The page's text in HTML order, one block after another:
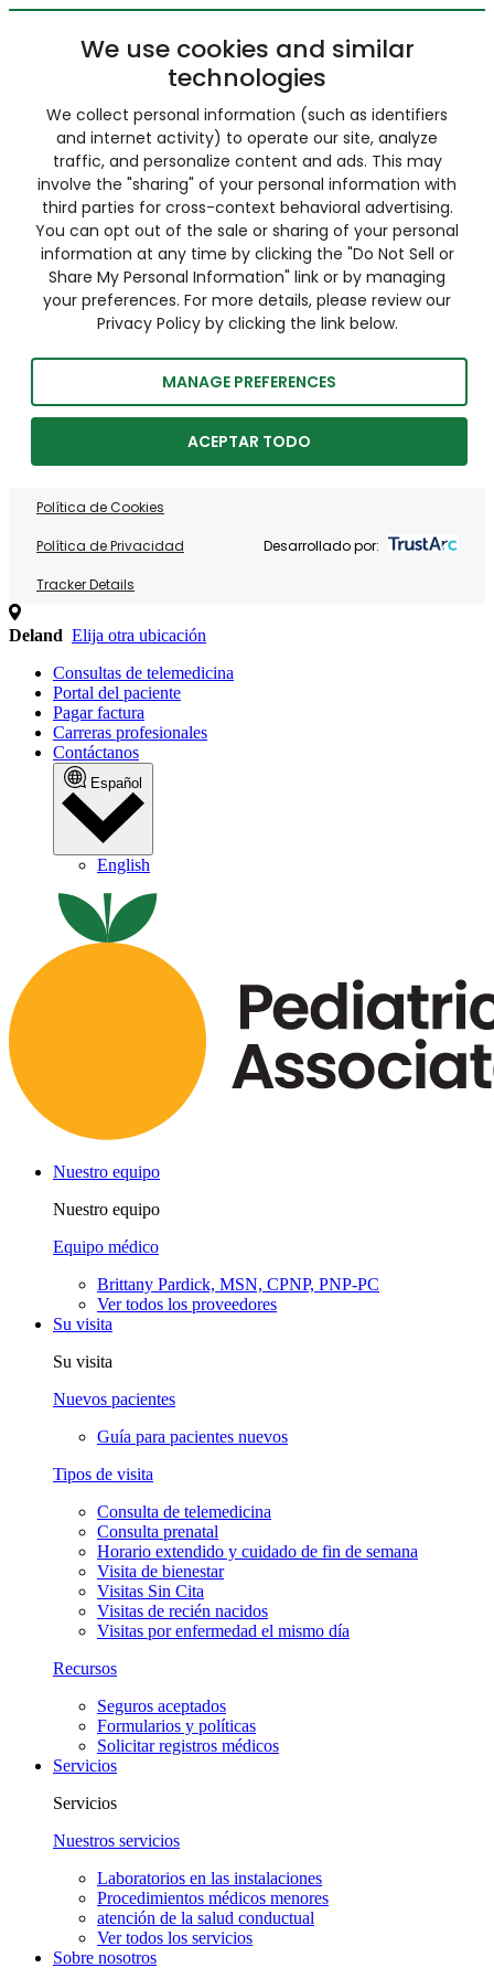
We use cookies and similar
technologies
We collect personal information (such as identifiers
and internet activity) to operate our site, analyze
traffic, and personalize content and ads. This may
involve the "sharing" of your personal information with
third parties for cross-context behavioral advertising.
You can opt out of the sale or sharing of your personal
information at any time by clicking the "Do Not Sell or
Share My Personal Information" link or by managing
your preferences. For more details, please review our
Privacy Policy by clicking the link below.
MANAGE PREFERENCES
ACEPTAR TODO
Política de Cookies
Política de Privacidad
Tracker Details
Desarrollado por:
Deland Elija otra ubicación
Consultas de telemedicina
Portal del paciente
Pagar factura
Carreras profesionales
Contáctanos
Español
English
Nuestro equipo
Nuestro equipo
Equipo médico
Brittany Pardick, MSN, CPNP, PNP-PC
Ver todos los proveedores
Su visita
Su visita
Nuevos pacientes
Guía para pacientes nuevos
Tipos de visita
Consulta de telemedicina
Consulta prenatal
Horario extendido y cuidado de fin de semana
Visita de bienestar
Visitas Sin Cita
Visitas de recién nacidos
Visitas por enfermedad el mismo día
Recursos
Seguros aceptados
Formularios y políticas
Solicitar registros médicos
Servicios
Servicios
Nuestros servicios
Laboratorios en las instalaciones
Procedimientos médicos menores
atención de la salud conductual
Ver todos los servicios
Sobre nosotros